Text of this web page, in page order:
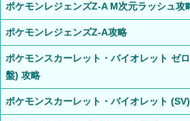
ポケモンレジェンズZ-A M次元ラッシュ攻
ポケモンレジェンズZ-A攻略
ポケモンスカーレット・バイオレット ゼ
盤) 攻略
ポケモンスカーレット・バイオレット